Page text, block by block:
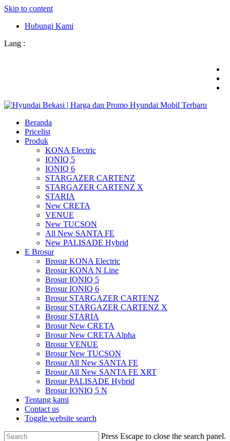
Skip to content
Hubungi Kami
Lang :
Beranda
Pricelist
Produk
KONA Electric
IONIQ 5
IONIQ 6
STARGAZER CARTENZ
STARGAZER CARTENZ X
STARIA
New CRETA
VENUE
New TUCSON
All New SANTA FE
New PALISADE Hybrid
E Brosur
Brosur KONA Electric
Brosur KONA N Line
Brosur IONIQ 5
Brosur IONIQ 6
Brosur STARGAZER CARTENZ
Brosur STARGAZER CARTENZ X
Brosur STARIA
Brosur New CRETA
Brosur New CRETA Alpha
Brosur VENUE
Brosur New TUCSON
Brosur All New SANTA FE
Brosur All New SANTA FE XRT
Brosur PALISADE Hybrid
Brosur IONIQ 5 N
Tentang kami
Contact us
Toggle website search
Press Escape to close the search panel.